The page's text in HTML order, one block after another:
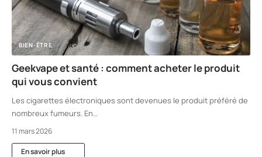
BIEN-ÊTRE
Geekvape et santé : comment acheter le produit
qui vous convient
Les cigarettes électroniques sont devenues le produit préféré de
nombreux fumeurs. En…
11 mars 2026
En savoir plus